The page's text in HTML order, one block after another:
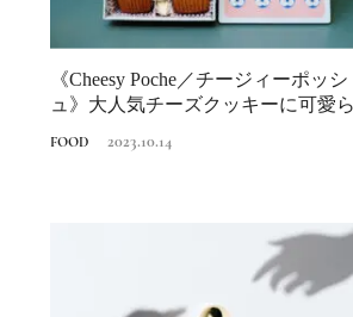
《Cheesy Poche／チージィーポッシ
ュ》大人気チーズクッキーに可愛
FOOD 2023.10.14